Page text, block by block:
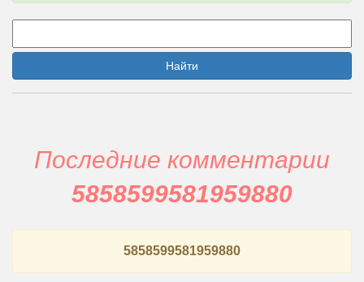
Найти
Последние комментарии
5858599581959880
5858599581959880